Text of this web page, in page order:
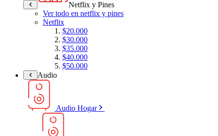
Netflix y Pines
Ver todo en netflix y pines
Netflix
$20.000
$30.000
$35.000
$40.000
$50.000
Audio
Audio Hogar